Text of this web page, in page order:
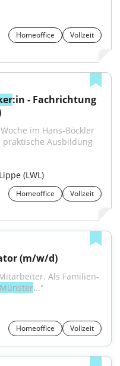
Homeoffice
Vollzeit
:in - Fachrichtung
im Hans-Böckler
praktische Ausbildung
(LWL)
Homeoffice
Vollzeit
(m/w/d)
Als Familien­
Münster..."
Homeoffice Vollzeit